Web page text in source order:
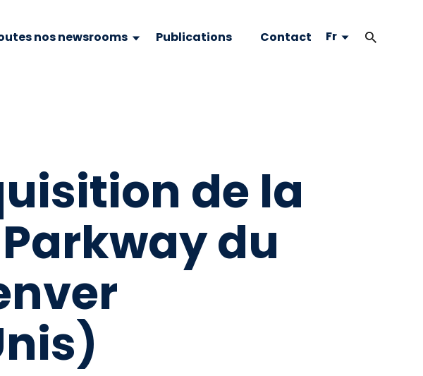
nos newsrooms Publications Contact Fr
de la
du